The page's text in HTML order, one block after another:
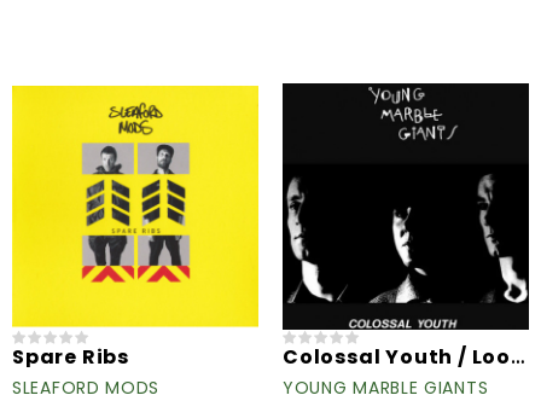
Spare Ribs
SLEAFORD MODS
Colossal Youth / Loose Ends...
YOUNG MARBLE GIANTS